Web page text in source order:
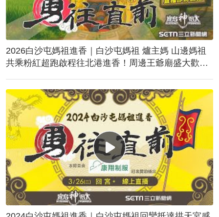
2026白沙屯媽祖進香｜白沙屯媽祖 爐主媽 山邊媽祖
共乘粉紅超跑啟程往北港進香！周邊王爺廟盛大歡